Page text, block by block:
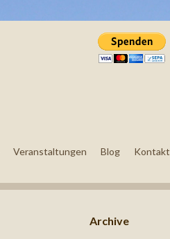
Veranstaltungen Blog Kontakt
Archive